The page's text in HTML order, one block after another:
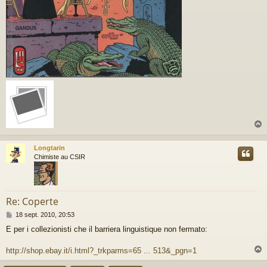
u
Longtarin
Chimiste au CSIR
Re: Coperte
M
s
a
g
18 sept. 2010, 20:53
E per i collezionisti che il barriera linguistique non fermato:
http://shop.ebay.it/i.html?_trkparms=65 ... 513&_pgn=1
a